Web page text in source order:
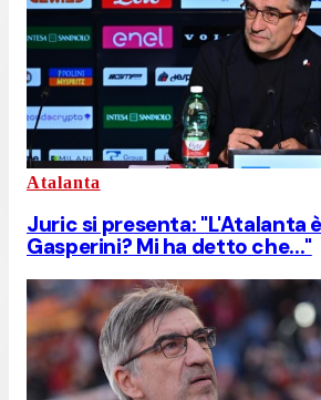
Atalanta
Juric si presenta: "L'Atalanta
Gasperini? Mi ha detto che..."